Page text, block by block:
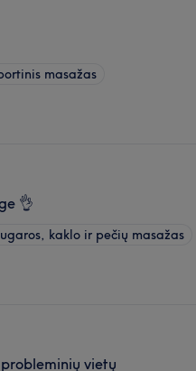
masažas
👌
kaklo ir pečių masažas
vietų